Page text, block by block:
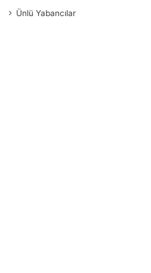
Ünlü Yabancılar